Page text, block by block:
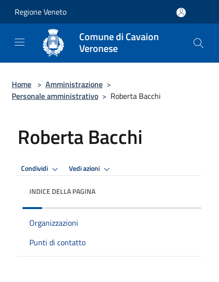
Regione Veneto
Comune di Cavaion
Veronese
Home > Amministrazione >
Personale amministrativo > Roberta Bacchi
Roberta Bacchi
Condividi Vedi azioni
INDICE DELLA PAGINA
Organizzazioni
Punti di contatto